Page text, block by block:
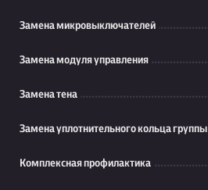
Замена микровыключателей
Замена модуля управления
Замена тена
Замена уплотнительного кольца группы
Комплексная профилактика